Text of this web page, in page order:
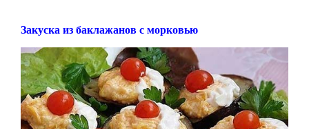
Закуска из баклажанов с морковью